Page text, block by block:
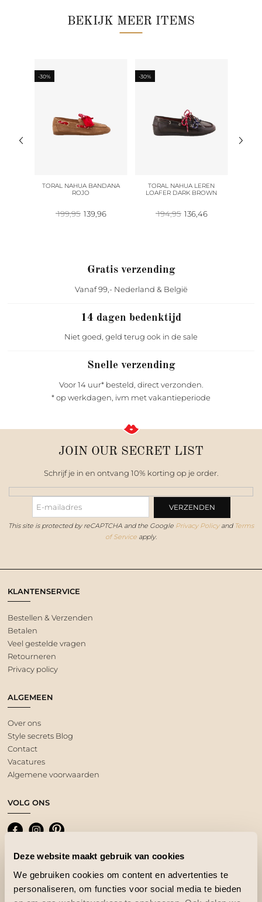
Deze website maakt gebruik van cookies
We gebruiken cookies om content en advertenties te
personaliseren, om functies voor social media te bieden
BEKIJK MEER ITEMS
-30%
TORAL NAHUA BANDANA
ROJO
199,95 Oorspronkelijke
prijs
139,96Huidige
-30%
TORAL NAHUA LEREN
LOAFER DARK BROWN
194,95 Oorspronkelijke
prijs
136,46Huidige
Gratis verzending
Vanaf 99,- Nederland & België
14 dagen bedenktijd
Niet goed, geld terug ook in de sale
Snelle verzending
Voor 14 uur* besteld, direct verzonden.
* op werkdagen, ivm met vakantieperiode
JOIN OUR SECRET LIST
Schrijf je in en ontvang 10% korting op je order.
This site is protected by reCAPTCHA and the Google Privacy Policyand Terms
of Service apply.
KLANTENSERVICE
Bestellen & Verzenden
Betalen
Veel gestelde vragen
Retourneren
Privacy policy
ALGEMEEN
Over ons
Style secrets Blog
Contact
Vacatures
Algemene voorwaarden
VOLG ONS